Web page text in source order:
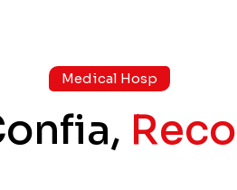
Medical Hosp